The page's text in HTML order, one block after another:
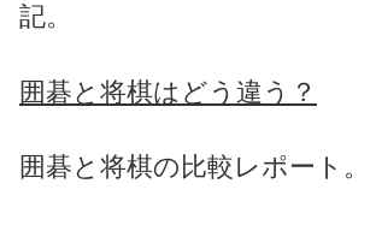
記。
囲碁と将棋はどう違う？
囲碁と将棋の比較レポート。